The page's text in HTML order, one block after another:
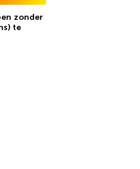
zonder
te